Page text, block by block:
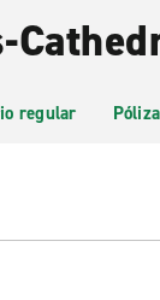
regular